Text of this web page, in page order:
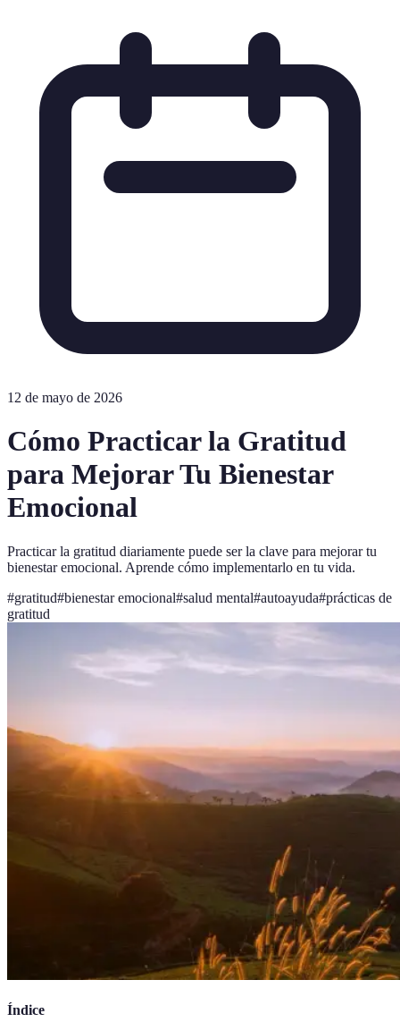
12 de mayo de 2026
Cómo Practicar la Gratitud
para Mejorar Tu Bienestar
Emocional
Practicar la gratitud diariamente puede ser la clave para mejorar tu
bienestar emocional. Aprende cómo implementarlo en tu vida.
#gratitud#bienestar emocional#salud mental#autoayuda#prácticas de
gratitud
Índice